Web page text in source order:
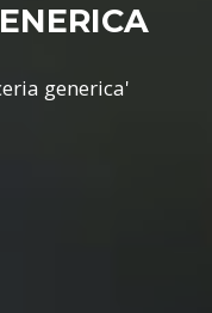
generica'